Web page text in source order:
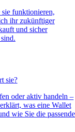
funktionieren,
ihr zukünftiger
und sicher
sie?
oder aktiv handeln –
was eine Wallet
wie Sie die passende